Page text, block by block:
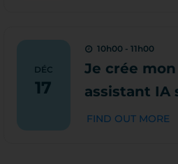
DÉC
17
10h00 - 11h00
Je crée
assistant IA
FIND OUT MORE